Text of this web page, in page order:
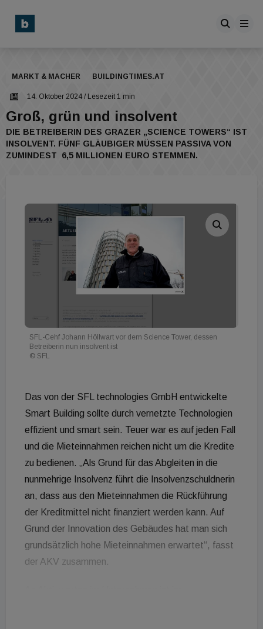
MARKT & MACHER BUILDINGTIMES.AT
14. Oktober 2024 / Lesezeit 1 min
Groß, grün und insolvent
DIE BETREIBERIN DES GRAZER „SCIENCE TOWERS“ IST
INSOLVENT. FÜNF GLÄUBIGER MÜSSEN PASSIVA VON
ZUMINDEST 6,5 MILLIONEN EURO STEMMEN.
SFL-Cehf Johann Höllwart vor dem Science Tower, dessen
Betreiberin nun insolvent ist
© SFL
Das von der SFL technologies GmbH entwickelte
Smart Building sollte durch vernetzte Technologien
effizient und smart sein. Teuer war es auf jeden Fall
und die Mieteinnahmen reichen nicht um die Kredite
zu bedienen. „Als Grund für das Abgleiten in die
nunmehrige Insolvenz führt die Insolvenzschuldnerin
an, dass aus den Mieteinnahmen die Rückführung
der Kreditmittel nicht finanziert werden kann. Auf
Grund der Innovation des Gebäudes hat man sich
grundsätzlich hohe Mieteinnahmen erwartet“, fasst
der AKV zusammen.